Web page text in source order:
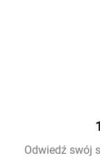
Odwiedź swój